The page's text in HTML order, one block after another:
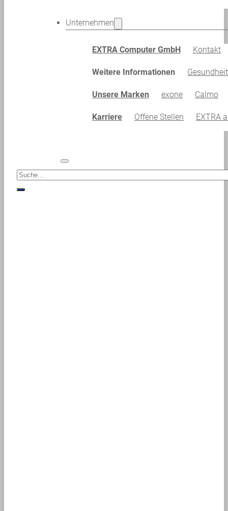
Suche<
suche
Unternehmen
EXTRA Computer GmbH Kontakt
Weitere Informationen
Unsere Marken exone Calmo
Karriere Offene Stellen EXTRA